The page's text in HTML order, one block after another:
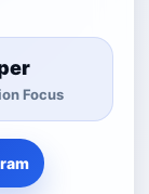
Focus